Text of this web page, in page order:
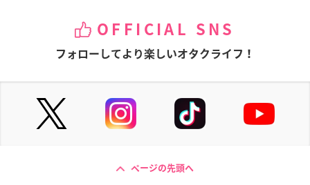
OFFICIAL SNS
フォローしてより楽しいオタクライフ！
ページの先頭へ